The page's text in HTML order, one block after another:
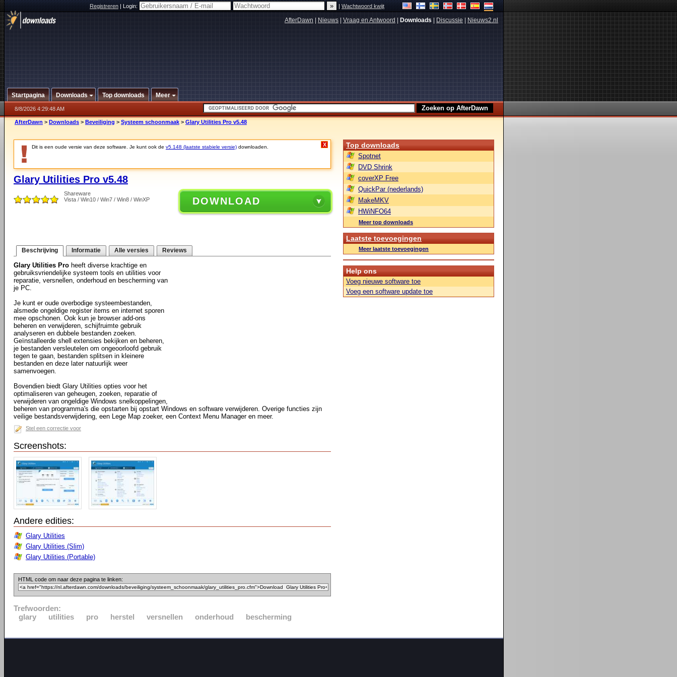
Registreren|Login: |Wachtwoord kwijt
AfterDawn Nieuws Vraag en Antwoord Downloads Discussie Nieuws2.nl
Startpagina Downloads Top downloads Meer
8/8/2026 4:29:48 AM
AfterDawn > Downloads > Beveiliging > Systeem schoonmaak > Glary Utilities Pro v5.48
Dit is een oude versie van deze software. Je kunt ook de v5.148 (laatste stabiele versie) downloaden. X
Glary Utilities Pro v5.48
Shareware
Vista / Win10 / Win7 / Win8 / WinXP
DOWNLOAD
Beschrijving Informatie Alle versies Reviews
Glary Utilities Pro heeft diverse krachtige en
gebruiksvriendelijke systeem tools en utilities voor
reparatie, versnellen, onderhoud en bescherming van
je PC.
Je kunt er oude overbodige systeembestanden,
alsmede ongeldige register items en internet sporen
mee opschonen. Ook kun je browser add-ons
beheren en verwijderen, schijfruimte gebruik
analyseren en dubbele bestanden zoeken.
Geïnstalleerde shell extensies bekijken en beheren,
je bestanden versleutelen om ongeoorloofd gebruik
tegen te gaan, bestanden splitsen in kleinere
bestanden en deze later natuurlijk weer
samenvoegen.
Bovendien biedt Glary Utilities opties voor het
optimaliseren van geheugen, zoeken, reparatie of
verwijderen van ongeldige Windows snelkoppelingen,
beheren van programma's die opstarten bij opstart Windows en software verwijderen. Overige functies zijn
veilige bestandsverwijdering, een Lege Map zoeker, een Context Menu Manager en meer.
Stel een correctie voor
Screenshots:
Andere edities:
Glary Utilities
Glary Utilities (Slim)
Glary Utilities (Portable)
HTML code om naar deze pagina te linken:
Trefwoorden:
glary
utilities pro herstel versnellen onderhoud bescherming
Top downloads
Spotnet
DVD Shrink
coverXP Free
QuickPar (nederlands)
MakeMKV
HWiNFO64
Meer top downloads
Laatste toevoegingen
Meer laatste toevoegingen
Help ons
Voeg nieuwe software toe
Voeg een software update toe